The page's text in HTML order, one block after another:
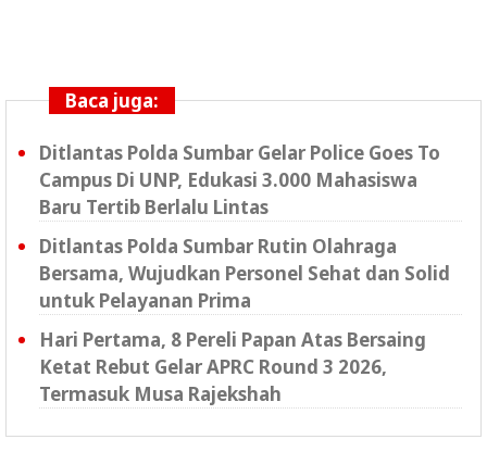
Baca juga:
Ditlantas Polda Sumbar Gelar Police Goes To
Campus Di UNP, Edukasi 3.000 Mahasiswa
Baru Tertib Berlalu Lintas
Ditlantas Polda Sumbar Rutin Olahraga
Bersama, Wujudkan Personel Sehat dan Solid
untuk Pelayanan Prima
Hari Pertama, 8 Pereli Papan Atas Bersaing
Ketat Rebut Gelar APRC Round 3 2026,
Termasuk Musa Rajekshah